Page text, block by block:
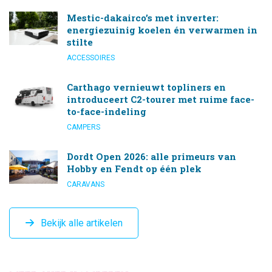
Mestic-dakairco’s met inverter:
energiezuinig koelen én verwarmen in
stilte
ACCESSOIRES
Carthago vernieuwt topliners en
introduceert C2-tourer met ruime face-
to-face-indeling
CAMPERS
Dordt Open 2026: alle primeurs van
Hobby en Fendt op één plek
CARAVANS
Bekijk alle artikelen